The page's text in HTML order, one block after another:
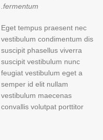
fermentum.
Eget tempus praesent nec
vestibulum condimentum dis
suscipit phasellus viverra
suscipit vestibulum nunc
feugiat vestibulum eget a
semper id elit nullam
vestibulum maecenas
convallis volutpat porttitor